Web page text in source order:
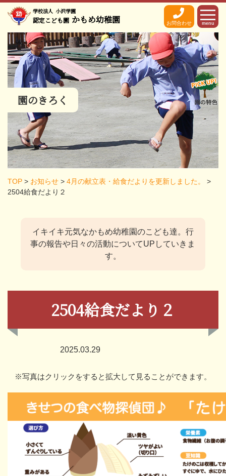
学校法人 小沢学園
認定こども園 かもめ幼稚園 お問合わせ menu
園のきろく
TOP > お知らせ > 4月の献立表・給食だよりを更新しました。
>
2504給食だより２
イキイキ元気なかもめ幼稚園のこども達。 行
事の報告や日々の活動についてUPしていきま
す。
2504給食だより２
2025.03.29
※写真はクリックをすると拡大して見ることができます。